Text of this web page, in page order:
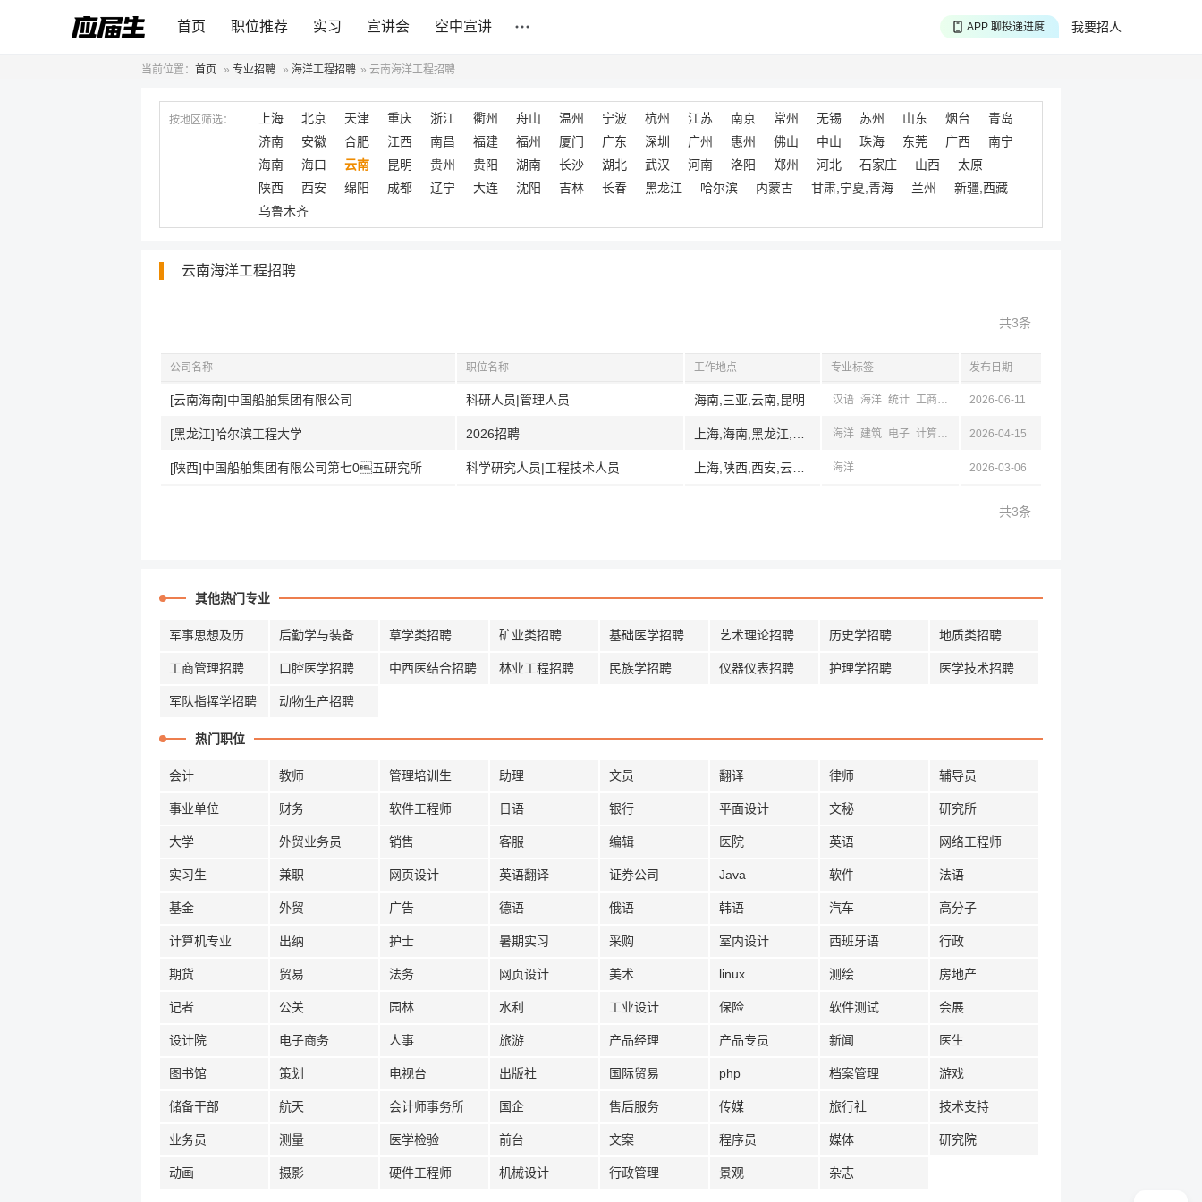
首页 职位推荐 实习 宣讲会 空中宣讲 我要招人
APP 聊投递进度
当前位置： 首页 » 专业招聘 » 海洋工程招聘 » 云南海洋工程招聘
按地区筛选： 上海 北京 天津 重庆 浙江 衢州 舟山 温州 宁波 杭州 江苏 南京 常州 无锡 苏州 山东 烟台
青岛
济南
安徽 合肥 江西 南昌 福建 福州 厦门 广东 深圳 广州 惠州 佛山 中山 珠海 东莞 广西
南宁
海南
海口 云南 昆明 贵州 贵阳 湖南 长沙 湖北 武汉 河南 洛阳 郑州 河北 石家庄 山西
太原
陕西
西安 绵阳 成都 辽宁 大连 沈阳 吉林 长春 黑龙江 哈尔滨 内蒙古 甘肃,宁夏,青海 兰州
新疆,西藏
乌鲁木齐
云南海洋工程招聘
共3条
公司名称 职位名称 工作地点 专业标签 发布日期
[云南海南]中国船舶集团有限公司 科研人员|管理人员 海南,三亚,云南,昆明 汉语 海洋 统计 工商 经济 2026-06-11
[黑龙江]哈尔滨工程大学 2026招聘 海洋 建筑 电子 计算机 管理 化工 教育
2026-04-15
[陕西]中国船舶集团有限公司第七0五研究所 科学研究人员|工程技术人员 海洋 2026-03-06
共3条
其他热门专业
草学类招聘 矿业类招聘 基础医学招聘 艺术理论招聘 历史学招聘 地质类招聘
工商管理招聘 口腔医学招聘 中西医结合招聘 林业工程招聘 民族学招聘 仪器仪表招聘 护理学招聘 医学技术招聘
军队指挥学招聘 动物生产招聘
热门职位
会计 教师 管理培训生 助理 文员 翻译 律师 辅导员
事业单位 财务 软件工程师 日语 银行 平面设计 文秘 研究所
大学 外贸业务员 销售 客服 编辑 医院 英语 网络工程师
实习生 兼职 网页设计 英语翻译 证券公司 Java 软件 法语
基金 外贸 广告 德语 俄语 韩语 汽车 高分子
计算机专业 出纳 护士 暑期实习 采购 室内设计 西班牙语 行政
期货 贸易 法务 网页设计 美术 linux 测绘 房地产
记者 公关 园林 水利 工业设计 保险 软件测试 会展
设计院 电子商务 人事 旅游 产品经理 产品专员 新闻 医生
图书馆 策划 电视台 出版社 国际贸易 php 档案管理 游戏
储备干部 航天 会计师事务所 国企 售后服务 传媒 旅行社 技术支持
业务员 测量 医学检验 前台 文案 程序员 媒体 研究院
动画 摄影 硬件工程师 机械设计 行政管理 景观 杂志